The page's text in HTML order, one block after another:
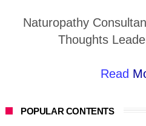
Naturopathy
Thoughts
Read
POPULAR CONTENTS